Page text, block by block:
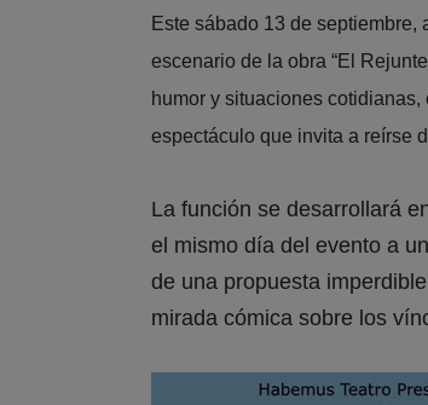
Este sábado 13 de
escenario de la obra “El
humor y situaciones
espectáculo que invita a reírse
La función se desarrollará
el mismo día del evento a
de una propuesta
mirada cómica sobre los